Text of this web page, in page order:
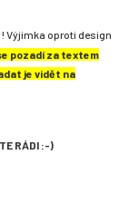
Výjimka oproti design
pozadí za textem
je vidět na
RÁDI :-)